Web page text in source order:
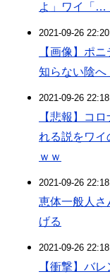
よ」ワイ「…
2021-09-26
【画像】ポ
知らない陰へ
2021-09-26
【悲報】コ
れる説をワイ
ｗｗ
2021-09-26
恵体一般人さ
げる
2021-09-26
【衝撃】バ